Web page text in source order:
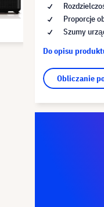
Proporcje
Szumy
Do opisu
Obliczanie